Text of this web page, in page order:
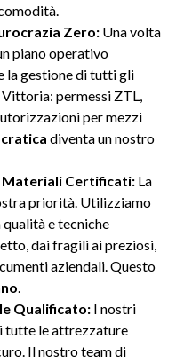
Zero: Una volta
piano operativo
la gestione di tutti gli
permessi ZTL,
per mezzi
diventa un nostro
Materiali Certificati: La
priorità. Utilizziamo
e tecniche
dai fragili ai preziosi,
aziendali. Questo
.
Qualificato: I nostri
tutte le attrezzature
Il nostro team di